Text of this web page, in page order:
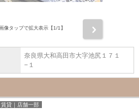
像タップで拡大表示【1/1】
奈良県大和高田市大字池尻１７１
−１
賃貸｜店舗一部